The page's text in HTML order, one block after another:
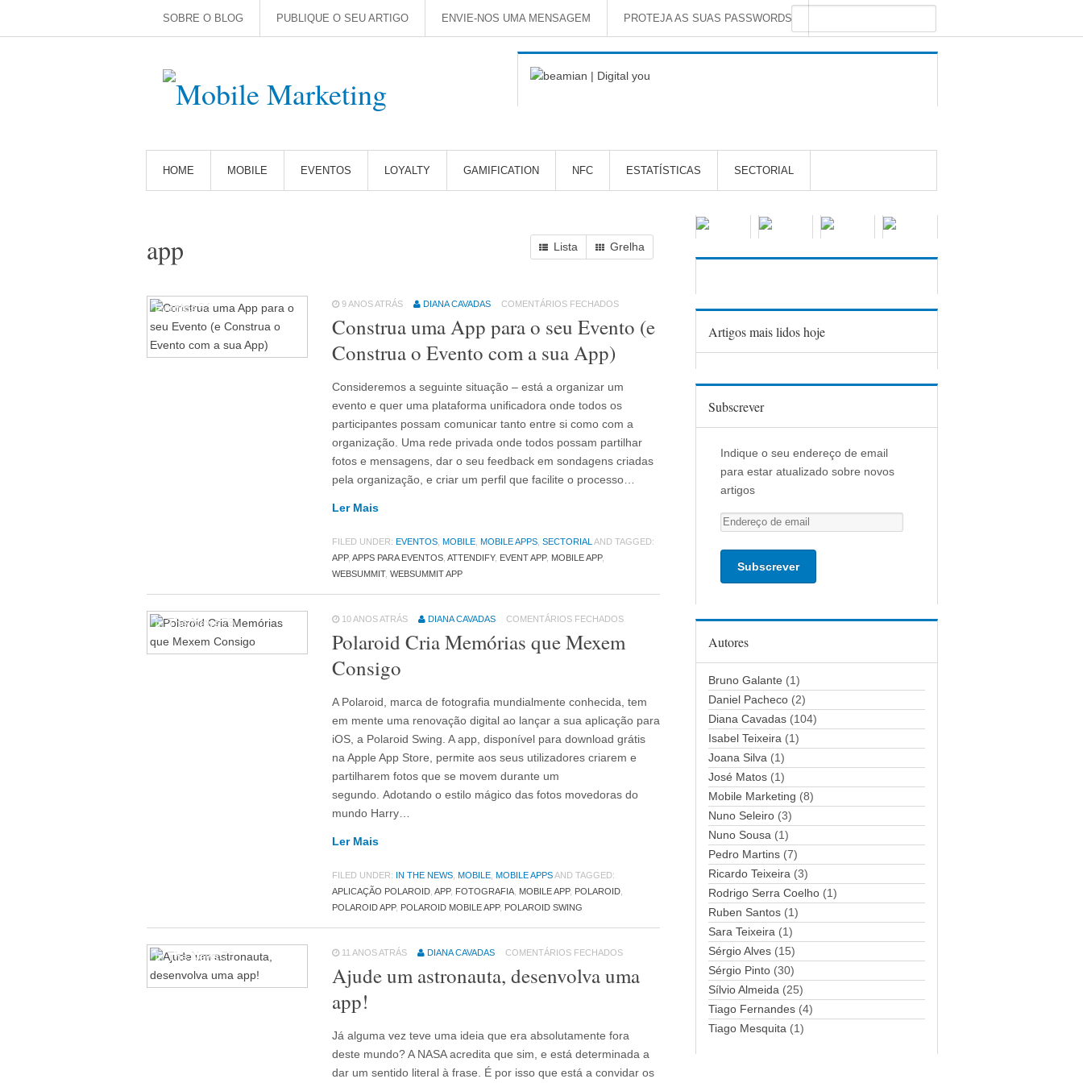
SOBRE O BLOG PUBLIQUE O SEU ARTIGO ENVIE-NOS UMA MENSAGEM PROTEJA AS SUAS PASSWORDS
HOME MOBILE EVENTOS LOYALTY GAMIFICATION NFC ESTATÍSTICAS SECTORIAL
app Lista Grelha
Eventos64 9 ANOS ATRÁS DIANA CAVADAS COMENTÁRIOS FECHADOS
Construa uma App para o seu Evento (e
Construa o Evento com a sua App)
Consideremos a seguinte situação – está a organizar um
evento e quer uma plataforma unificadora onde todos os
participantes possam comunicar tanto entre si como com a
organização. Uma rede privada onde todos possam partilhar
fotos e mensagens, dar o seu feedback em sondagens criadas
pela organização, e criar um perfil que facilite o processo…
Ler Mais
FILED UNDER: EVENTOS MOBILE MOBILE APPS SECTORIAL AND TAGGED:
APP, APPS PARA EVENTOS ATTENDIFY, EVENT APP, MOBILE APP,
WEBSUMMIT, WEBSUMMIT APP
In The News79 10 ANOS ATRÁS DIANA CAVADAS COMENTÁRIOS FECHADOS
Polaroid Cria Memórias que Mexem
Consigo
A Polaroid, marca de fotografia mundialmente conhecida, tem
em mente uma renovação digital ao lançar a sua aplicação para
iOS, a Polaroid Swing. A app, disponível para download grátis
na Apple App Store, permite aos seus utilizadores criarem e
partilharem fotos que se movem durante um
segundo. Adotando o estilo mágico das fotos movedoras do
mundo Harry…
Ler Mais
FILED UNDER: IN THE NEWS MOBILE MOBILE APPSAND TAGGED:
APLICAÇÃO POLAROID APP, FOTOGRAFIA MOBILE APP, POLAROID
POLAROID APP, POLAROID MOBILE APP, POLAROID SWING
In The News79 11 ANOS ATRÁS DIANA CAVADAS COMENTÁRIOS FECHADOS
Ajude um astronauta, desenvolva uma
app!
Já alguma vez teve uma ideia que era absolutamente fora
deste mundo? A NASA acredita que sim, e está determinada a
dar um sentido literal à frase. É por isso que está a convidar os
Artigos mais lidos hoje
Subscrever
Indique o seu endereço de email
para estar atualizado sobre novos
artigos
E
n
d
o
d
e
e
m
a
i
l
Autores
Bruno Galante (1)
Daniel Pacheco (2)
Diana Cavadas (104)
Isabel Teixeira (1)
Joana Silva (1)
José Matos (1)
Mobile Marketing (8)
Nuno Seleiro (3)
Nuno Sousa (1)
Pedro Martins (7)
Ricardo Teixeira (3)
Rodrigo Serra Coelho (1)
Ruben Santos (1)
Sara Teixeira (1)
Sérgio Alves (15)
Sérgio Pinto (30)
Sílvio Almeida (25)
Tiago Fernandes (4)
Tiago Mesquita (1)